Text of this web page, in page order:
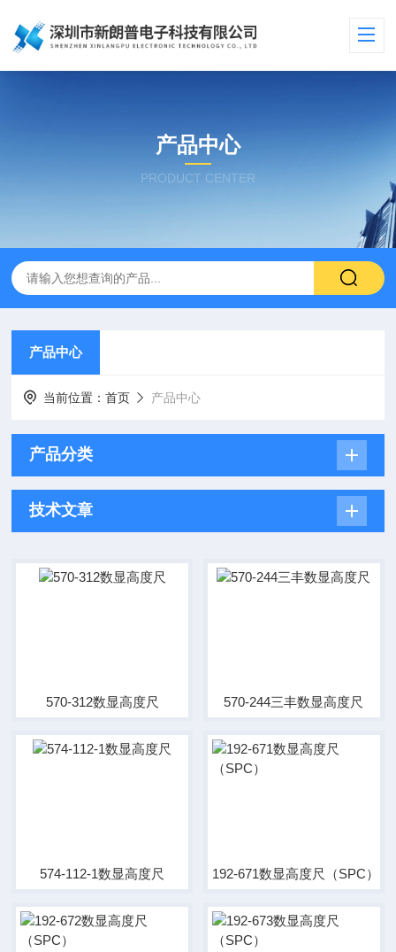
产品中心
PRODUCT CENTER
产品中心
当前位置：首页 产品中心
产品分类
技术文章
570-312数显高度尺 570-244三丰数显高度尺
574-112-1数显高度尺 192-671数显高度尺（SPC）